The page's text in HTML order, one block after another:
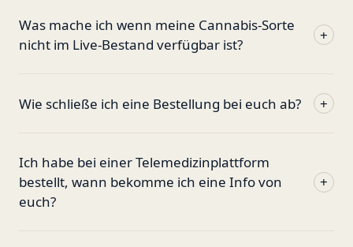
Was mache ich wenn meine Cannabis-Sorte
nicht im Live-Bestand verfügbar ist?
+
Wie schließe ich eine Bestellung bei euch ab? +
Ich habe bei einer Telemedizinplattform
bestellt, wann bekomme ich eine Info von
euch?
+